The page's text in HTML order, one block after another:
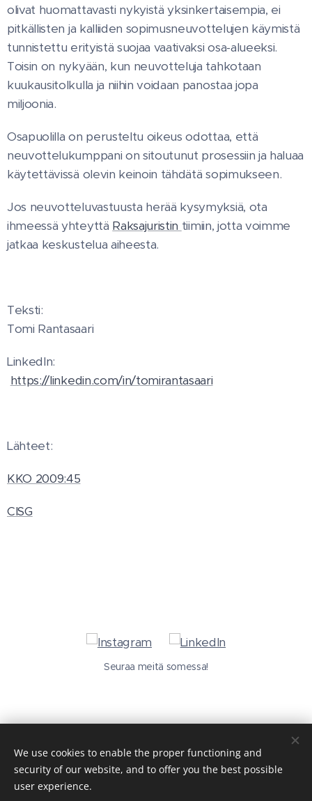
olivat huomattavasti nykyistä yksinkertaisempia, ei
pitkällisten ja kalliiden sopimusneuvottelujen käymistä
tunnistettu erityistä suojaa vaativaksi osa-alueeksi.
Toisin on nykyään, kun neuvotteluja tahkotaan
kuukausitolkulla ja niihin voidaan panostaa jopa
miljoonia.
Osapuolilla on perusteltu oikeus odottaa, että
neuvottelukumppani on sitoutunut prosessiin ja haluaa
käytettävissä olevin keinoin tähdätä sopimukseen.
Jos neuvotteluvastuusta herää kysymyksiä, ota
ihmeessä yhteyttä Raksajuristin tiimiin, jotta voimme
jatkaa keskustelua aiheesta.
Teksti:
Tomi Rantasaari
LinkedIn:
https://linkedin.com/in/tomirantasaari
Lähteet:
KKO 2009:45
CISG
Seuraa meitä somessa!
We use cookies to enable the proper functioning and
security of our website, and to offer you the best possible
user experience.